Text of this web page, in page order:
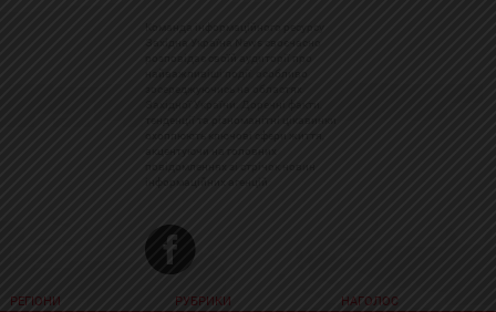
РЕГІОНИ РУБРИКИ НАГОЛОС